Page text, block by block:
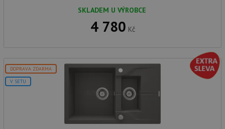
SKLADEM U VÝROBCE
4 780 Kč
DOPRAVA ZDARMA
V SETU